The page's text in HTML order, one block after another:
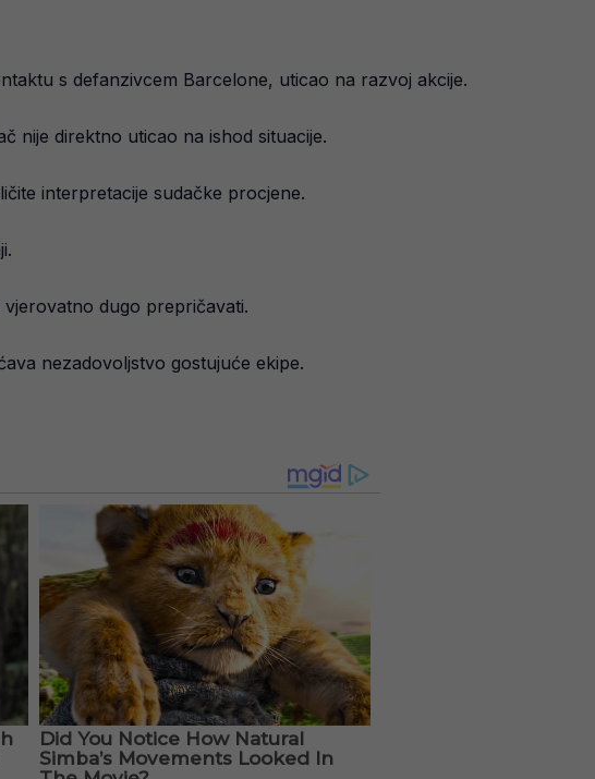
s defanzivcem Barcelone, uticao na razvoj akcije.
nije direktno uticao na ishod situacije.
interpretacije sudačke procjene.
dugo prepričavati.
nezadovoljstvo gostujuće ekipe.